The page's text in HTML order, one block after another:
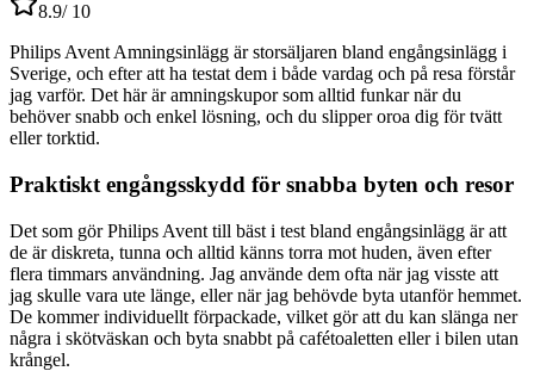
8.9/ 10
Philips Avent Amningsinlägg är storsäljaren bland engångsinlägg i
Sverige, och efter att ha testat dem i både vardag och på resa förstår
jag varför. Det här är amningskupor som alltid funkar när du
behöver snabb och enkel lösning, och du slipper oroa dig för tvätt
eller torktid.
Praktiskt engångsskydd för snabba byten och resor
Det som gör Philips Avent till bäst i test bland engångsinlägg är att
de är diskreta, tunna och alltid känns torra mot huden, även efter
flera timmars användning. Jag använde dem ofta när jag visste att
jag skulle vara ute länge, eller när jag behövde byta utanför hemmet.
De kommer individuellt förpackade, vilket gör att du kan slänga ner
några i skötväskan och byta snabbt på cafétoaletten eller i bilen utan
krångel.